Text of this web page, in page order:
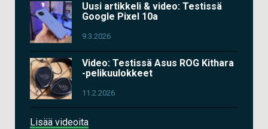
Uusi artikkeli & video: Testissä
Google Pixel 10a
9.3.2026
Video: Testissä Asus ROG Kithara
-pelikuulokkeet
11.2.2026
Lisää videoita